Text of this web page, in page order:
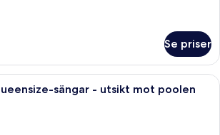
Se priser
Ett hotellrum med en stor säng, ett
sängar - utsikt mot poolen